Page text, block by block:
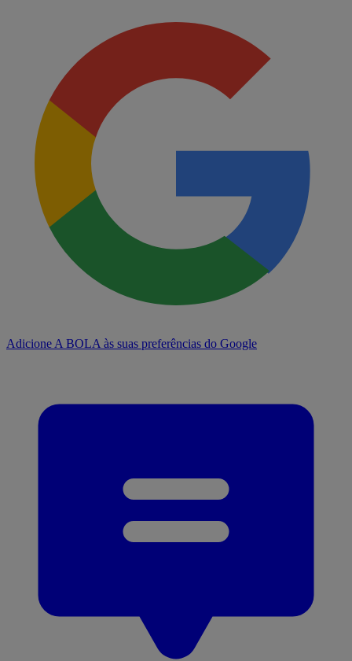
Adicione A BOLA às suas preferências do Google